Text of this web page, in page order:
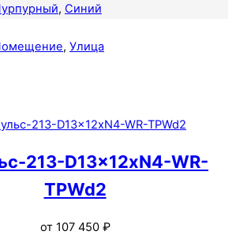
, Синий
, Улица
213-D13x12xN4-WR-
TPWd2
от 107 450 ₽